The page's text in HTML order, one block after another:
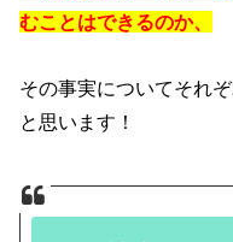
むことはできるのか、
その事実についてそれ
と思います！